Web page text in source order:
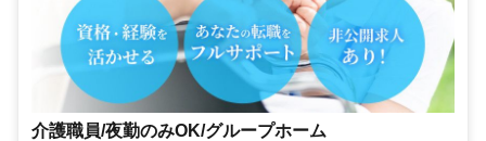
介護職員/夜勤のみOK/グループホーム